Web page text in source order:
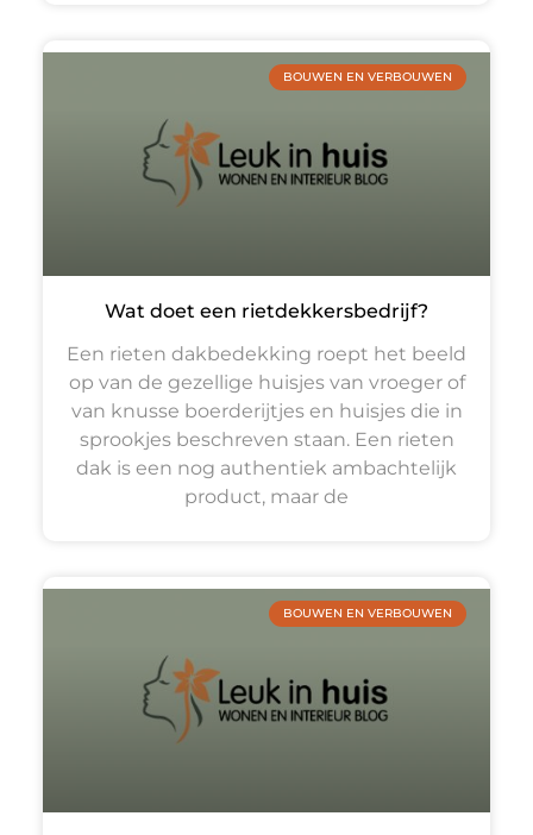
BOUWEN EN VERBOUWEN
Wat doet een rietdekkersbedrijf?
Een rieten dakbedekking roept het beeld
op van de gezellige huisjes van vroeger of
van knusse boerderijtjes en huisjes die in
sprookjes beschreven staan. Een rieten
dak is een nog authentiek ambachtelijk
product, maar de
BOUWEN EN VERBOUWEN